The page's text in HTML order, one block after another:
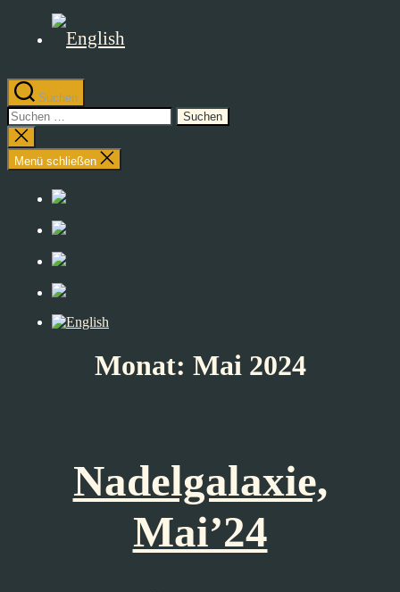
Suchen
Suchen
nach:
Suche
schließen
Menü schließen
Monat: Mai 2024
Nadelgalaxie,
Mai’24